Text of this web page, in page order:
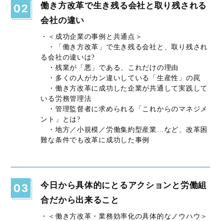
02
働き方改革で生き残る会社と取り残される
会社の違い
・＜成功企業の事例と共通点＞
・「働き方改革」で生き残る会社と、取り残され
る会社の違いは?
・残業が「悪」である、これだけの理由
・多くの人がカン違いしている「生産性」の罠
・働き方改革に成功した企業が共通して実践して
いる労務管理法
・管理監督者に求められる「これからのマネジメ
ント」とは?
・地方／小規模／労働集約型産業…など、改革困
難な条件でも改革に成功した事例
03
今日から具体的にとるアクションと労働組
合だから出来ること
・＜働き方改革・業務効率化の具体的なノウハウ＞